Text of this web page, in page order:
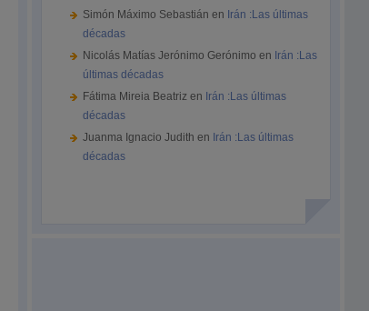
Simón Máximo Sebastián en Irán :Las últimas
décadas
Nicolás Matías Jerónimo Gerónimo en Irán :Las
últimas décadas
Fátima Mireia Beatriz en Irán :Las últimas
décadas
Juanma Ignacio Judith en Irán :Las últimas
décadas